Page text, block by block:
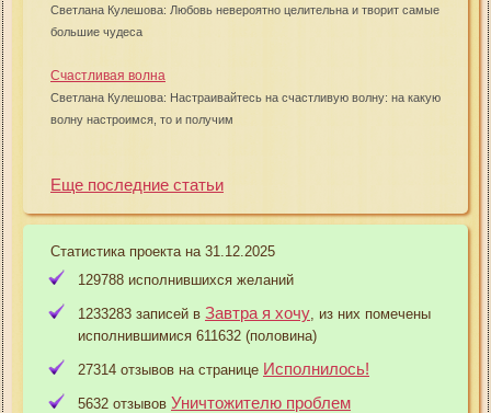
Светлана Кулешова: Любовь невероятно целительна и творит самые
большие чудеса
Счастливая волна
Светлана Кулешова: Настраивайтесь на счастливую волну: на какую
волну настроимся, то и получим
Еще последние статьи
Статистика проекта на 31.12.2025
129788 исполнившихся желаний
1233283 записей в Завтра я хочу , из них помечены
исполнившимися 611632 (половина)
27314 отзывов на странице Исполнилось!
5632 отзывов Уничтожителю проблем